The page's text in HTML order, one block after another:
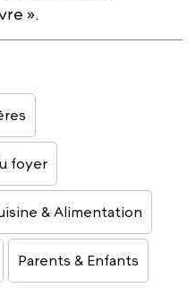
».
foyer
& Alimentation
Parents & Enfants